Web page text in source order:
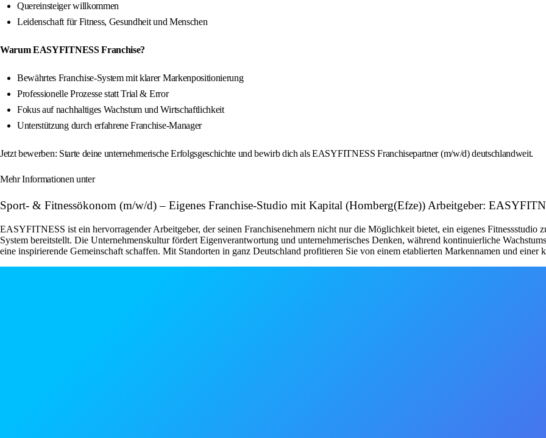
Quereinsteiger willkommen
Leidenschaft für Fitness, Gesundheit und Menschen
Warum EASYFITNESS Franchise?
Bewährtes Franchise-System mit klarer Markenpositionierung
Professionelle Prozesse statt Trial & Error
Fokus auf nachhaltiges Wachstum und Wirtschaftlichkeit
Unterstützung durch erfahrene Franchise-Manager
Jetzt bewerben: Starte deine unternehmerische Erfolgsgeschichte und bewirb dich als EASYFITNESS Franchisepartner (m/w/d) deutschlandweit.
Mehr Informationen unter
Sport- & Fitnessökonom (m/w/d) – Eigenes Franchise-Studio mit Kapital (Homberg(Efze)) Arbeitgeber:
EASYFITNESS ist ein hervorragender Arbeitgeber, der seinen Franchisenehmern nicht nur die Möglichkeit bietet, ein eigenes Fitnessstudio
System bereitstellt. Die Unternehmenskultur fördert Eigenverantwortung und unternehmerisches Denken, während kontinuierliche
eine inspirierende Gemeinschaft schaffen. Mit Standorten in ganz Deutschland profitieren Sie von einem etablierten Markennamen und